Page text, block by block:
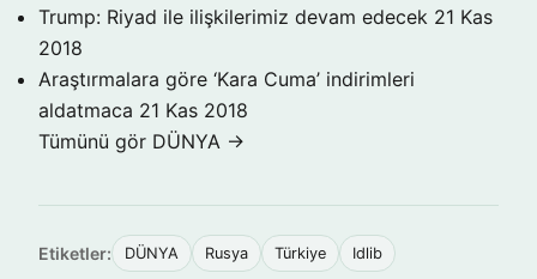
Trump: Riyad ile ilişkilerimiz devam edecek 21 Kas
2018
Araştırmalara göre ‘Kara Cuma’ indirimleri
aldatmaca 21 Kas 2018
Tümünü gör DÜNYA →
Etiketler: DÜNYA Rusya Türkiye Idlib